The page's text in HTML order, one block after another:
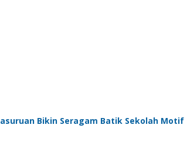
Bikin Seragam Batik Sekolah Motif